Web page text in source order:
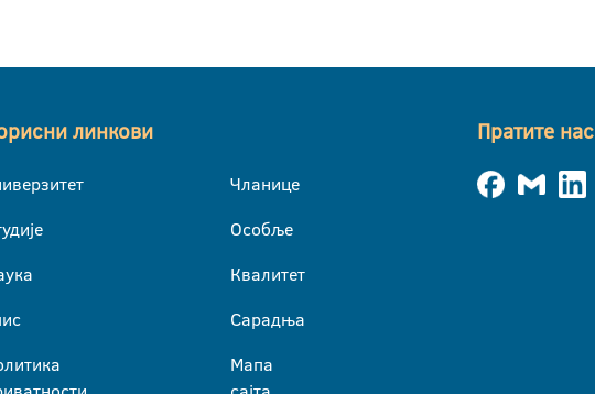
линкови
Чланице
Особље
Квалитет
Сарадња
Мапа
Пратите нас